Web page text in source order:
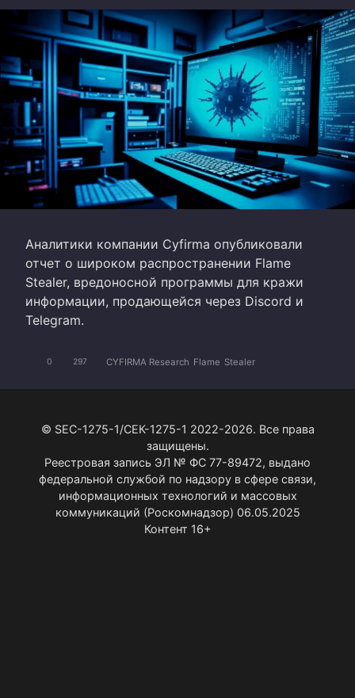
Аналитики компании Cyfirma опубликовали
отчет о широком распространении Flame
Stealer, вредоносной программы для кражи
информации, продающейся через Discord и
Telegram.
0 297 CYFIRMA Research Flame Stealer
© SEC-1275-1/СЕК-1275-1 2022-2026. Все права
защищены.
Реестровая запись ЭЛ № ФС 77-89472, выдано
федеральной службой по надзору в сфере связи,
информационных технологий и массовых
коммуникаций (Роскомнадзор) 06.05.2025
Контент 16+